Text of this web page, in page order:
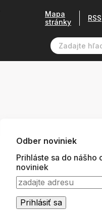
Mapa
stránky
RSS
Odber noviniek
Prihláste sa do nášho
noviniek